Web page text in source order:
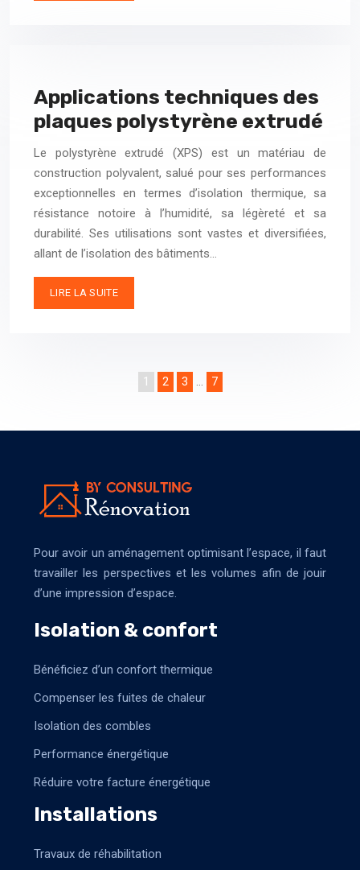
Applications techniques des
plaques polystyrène extrudé
Le polystyrène extrudé (XPS) est un matériau de
construction polyvalent, salué pour ses performances
exceptionnelles en termes d’isolation thermique, sa
résistance notoire à l’humidité, sa légèreté et sa
durabilité. Ses utilisations sont vastes et diversifiées,
allant de l’isolation des bâtiments…
LIRE LA SUITE
1 2 3 … 7
Pour avoir un aménagement optimisant l’espace, il faut
travailler les perspectives et les volumes afin de jouir
d’une impression d’espace.
Isolation & confort
Bénéficiez d’un confort thermique
Compenser les fuites de chaleur
Isolation des combles
Performance énergétique
Réduire votre facture énergétique
Installations
Travaux de réhabilitation